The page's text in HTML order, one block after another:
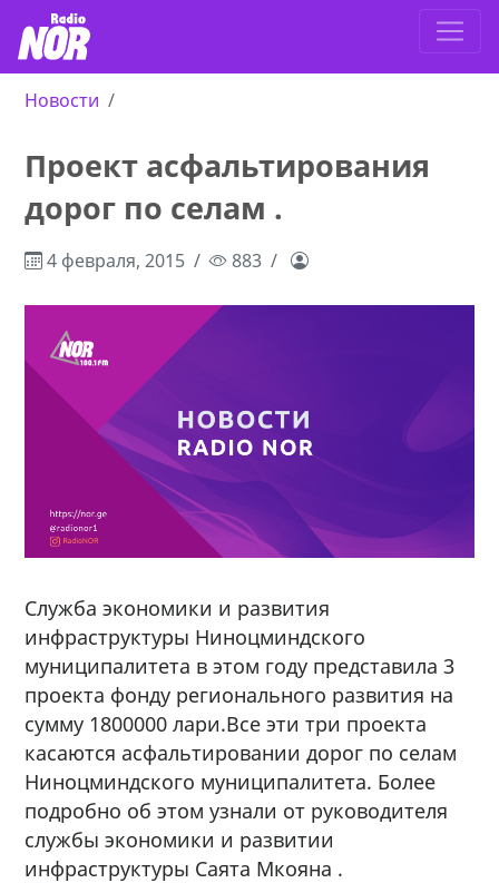
Новости
Проект асфальтирования
дорог по селам .
4 февраля, 2015 883
Служба экономики и развития
инфраструктуры Ниноцминдского
муниципалитета в этом году представила 3
проекта фонду регионального развития на
сумму 1800000 лари.Все эти три проекта
касаются асфальтировании дорог по селам
Ниноцминдского муниципалитета. Более
подробно об этом узнали от руководителя
службы экономики и развитии
инфраструктуры Саята Мкояна .